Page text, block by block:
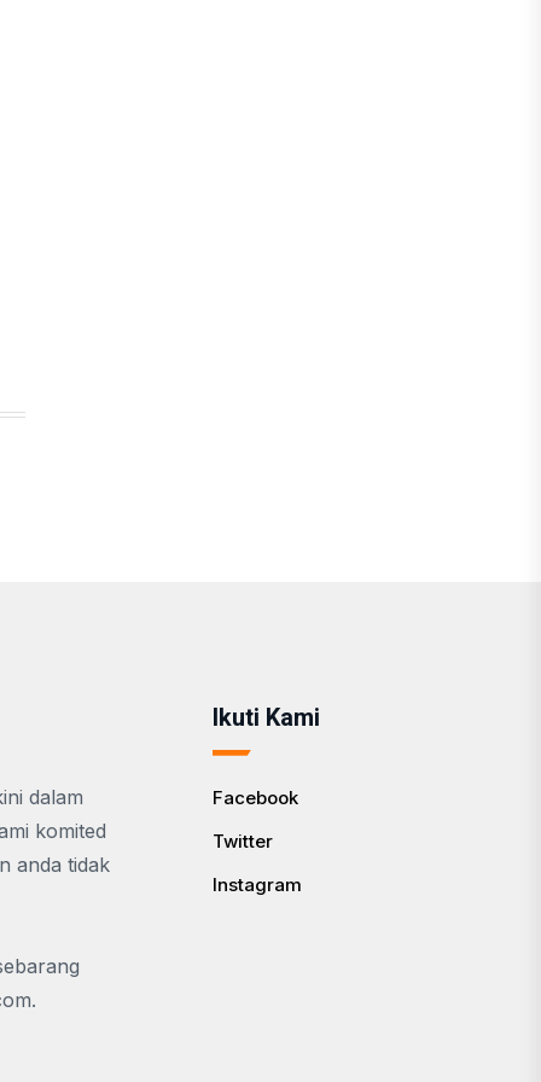
dalam
komited
anda tidak
.
Ikuti Kami
Facebook
Twitter
Instagram